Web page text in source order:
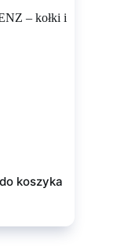
– kołki i
koszyka